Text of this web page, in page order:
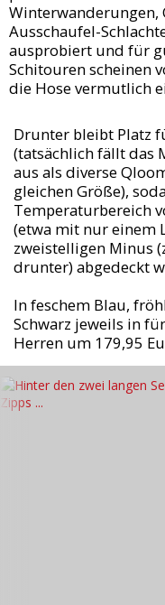
Winterwanderungen,
Ausschaufel-
ausprobiert und für
Schitouren scheinen
die Hose vermutlich
Drunter bleibt Platz
(tatsächlich fällt das
aus als diverse
gleichen Größe),
Temperaturbereich
(etwa mit nur einem
zweistelligen Minus
drunter) abgedeckt
In feschem Blau,
Schwarz jeweils in
Herren um 179,95